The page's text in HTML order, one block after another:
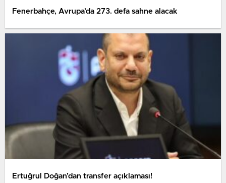
Fenerbahçe, Avrupa’da 273. defa sahne alacak
Ertuğrul Doğan’dan transfer açıklaması!